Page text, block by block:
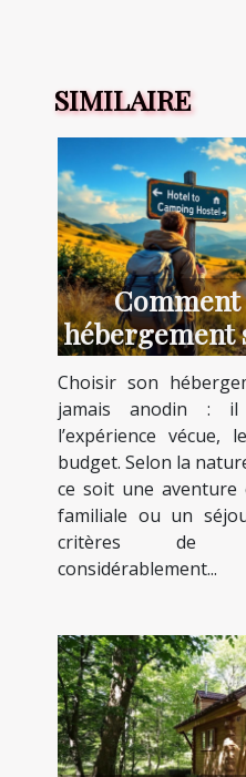
SIMILAIRE
hébergement
Choisir son
jamais anodin : il
l’expérience
budget. Selon la
ce soit une aventure
familiale ou un
critères de
considérablement...